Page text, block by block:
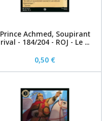
Prince Achmed, Soupirant
rival - 184/204 - ROJ - Le ...
0,50 €